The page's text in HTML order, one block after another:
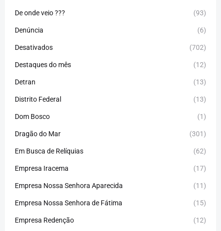
De onde veio ??? (93)
Denúncia (6)
Desativados (702)
Destaques do mês (12)
Detran (13)
Distrito Federal (13)
Dom Bosco (1)
Dragão do Mar (301)
Em Busca de Relíquias (62)
Empresa Iracema (17)
Empresa Nossa Senhora Aparecida (11)
Empresa Nossa Senhora de Fátima (15)
Empresa Redenção (12)